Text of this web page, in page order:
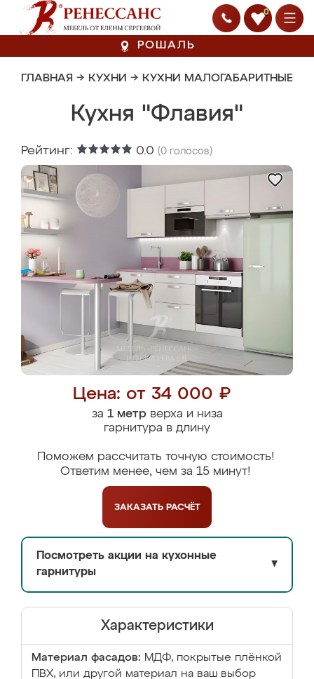
0
РОШАЛЬ
ГЛАВНАЯ → КУХНИ → КУХНИ МАЛОГАБАРИТНЫЕ
Кухня "Флавия"
Рейтинг: 0.0 (0 голосов)
Цена: от 34 000 ₽
за 1 метрверха и низа
гарнитура в длину
Поможем рассчитать точную стоимость!
Ответим менее, чем за 15 минут!
ЗАКАЗАТЬ РАСЧЁТ
Посмотреть акции на кухонные
гарнитуры
▼
Характеристики
Материал фасадов: МДФ, покрытые плёнкой
ПВХ, или другой материал на ваш выбор